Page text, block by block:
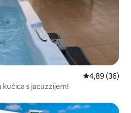
Prosječna
4,89 (36)
kućica s jacuzzijem!